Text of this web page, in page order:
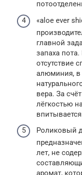
«aloe ever
главной
запаха
отсутствие
алюминия, в
вера. За
лёгкостью
Роликовый
лет, не
аромат,